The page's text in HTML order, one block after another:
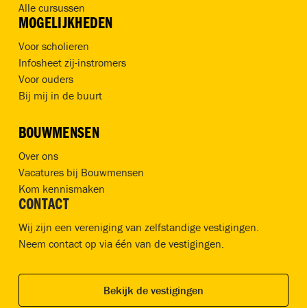
Alle cursussen
MOGELIJKHEDEN
Voor scholieren
Infosheet zij-instromers
Voor ouders
Bij mij in de buurt
BOUWMENSEN
Over ons
Vacatures bij Bouwmensen
Kom kennismaken
CONTACT
Wij zijn een vereniging van zelfstandige vestigingen.
Neem contact op via één van de vestigingen.
Bekijk de vestigingen